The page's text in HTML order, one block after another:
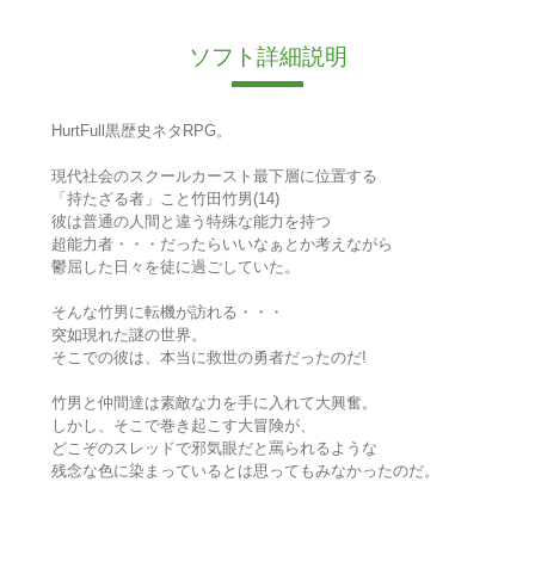
ソフト詳細説明
HurtFull黒歴史ネタRPG。
現代社会のスクールカースト最下層に位置する
「持たざる者」こと竹田竹男(14)
彼は普通の人間と違う特殊な能力を持つ
超能力者・・・だったらいいなぁとか考えながら
鬱屈した日々を徒に過ごしていた。
そんな竹男に転機が訪れる・・・
突如現れた謎の世界。
そこでの彼は、本当に救世の勇者だったのだ!
竹男と仲間達は素敵な力を手に入れて大興奮。
しかし、そこで巻き起こす大冒険が、
どこぞのスレッドで邪気眼だと罵られるような
残念な色に染まっているとは思ってもみなかったのだ。